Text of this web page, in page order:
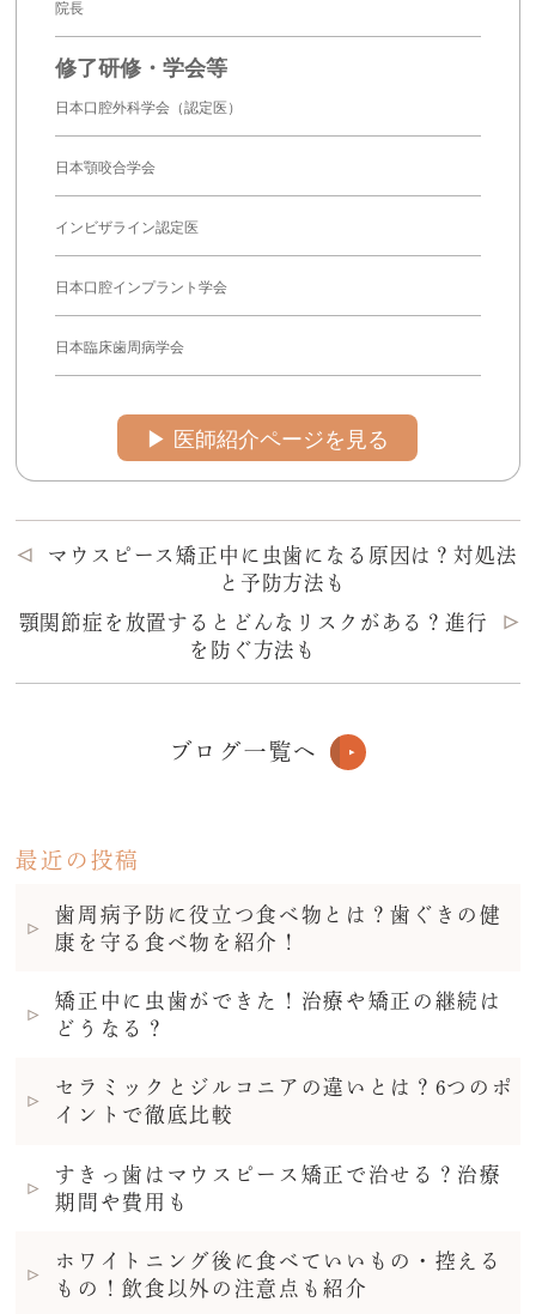
院長
修了研修・学会等
日本口腔外科学会（認定医）
日本顎咬合学会
インビザライン認定医
日本口腔インプラント学会
日本臨床歯周病学会
▶︎ 医師紹介ページを見る
マウスピース矯正中に虫歯になる原因は？対処法
と予防方法も
顎関節症を放置するとどんなリスクがある？進行
を防ぐ方法も
ブログ一覧へ
最近の投稿
歯周病予防に役立つ食べ物とは？歯ぐきの健
康を守る食べ物を紹介！
矯正中に虫歯ができた！治療や矯正の継続は
どうなる？
セラミックとジルコニアの違いとは？6つのポ
イントで徹底比較
すきっ歯はマウスピース矯正で治せる？治療
期間や費用も
ホワイトニング後に食べていいもの・控える
もの！飲食以外の注意点も紹介